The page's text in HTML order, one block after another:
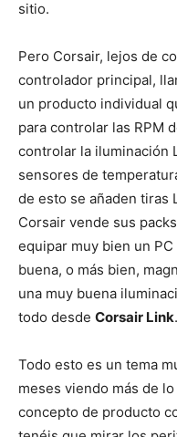
sitio.
Pero Corsair, lejos de
controlador principal,
un producto individual
para controlar las RPM
controlar la iluminación
sensores de
de esto se añaden tiras
Corsair vende sus
equipar muy bien un
buena, o más bien,
una muy buena
todo desde Corsair Link.
Todo esto es un tema
meses viendo más de
concepto de producto